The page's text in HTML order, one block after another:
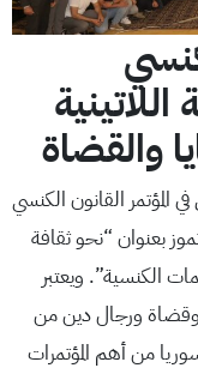
والقضاة
المؤتمر القانون الكنسي
العاشر المنعقد في البحر الميت 23-28 تموز بعنوان “نحو ثقافة
الكنسية”. ويعتبر
وقضاة ورجال دين من
من أهم المؤتمرات